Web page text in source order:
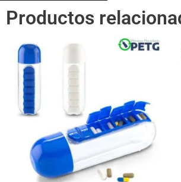
Productos